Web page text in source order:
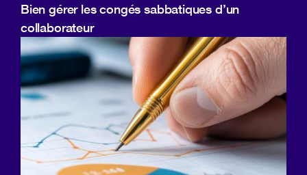
Bien gérer les congés sabbatiques d’un
collaborateur